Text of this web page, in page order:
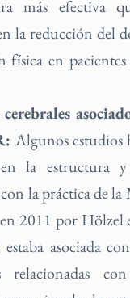
más efectiva
la reducción del
física en
Algunos estudios
la estructura
con la práctica de
2011 por Hölzel
asociada
relacionadas